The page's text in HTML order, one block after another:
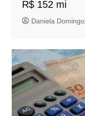
R$ 152 mi
Daniela